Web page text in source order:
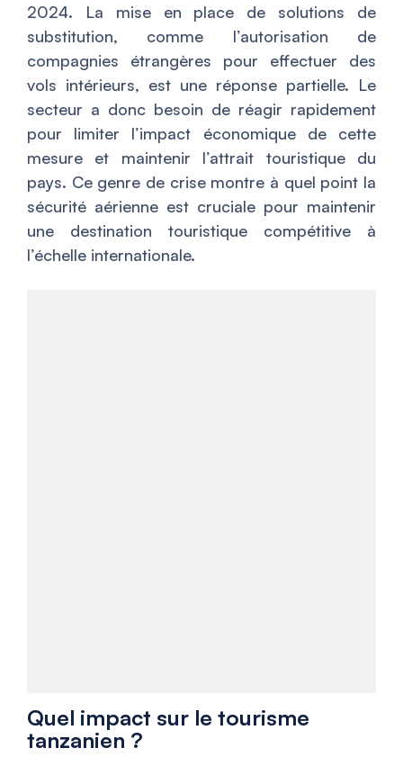
2024. La mise en place de solutions de
substitution, comme l’autorisation de
compagnies étrangères pour effectuer des
vols intérieurs, est une réponse partielle. Le
secteur a donc besoin de réagir rapidement
pour limiter l’impact économique de cette
mesure et maintenir l’attrait touristique du
pays. Ce genre de crise montre à quel point la
sécurité aérienne est cruciale pour maintenir
une destination touristique compétitive à
l’échelle internationale.
Quel impact sur le tourisme
tanzanien ?